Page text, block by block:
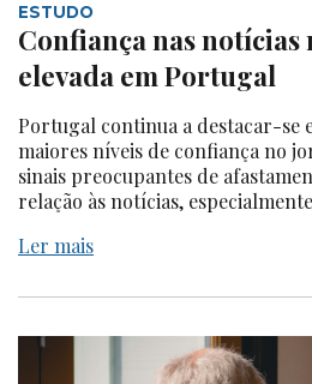
ESTUDO
Confiança nas notícias
elevada em Portugal
Portugal continua a destacar-se
maiores níveis de confiança no
sinais preocupantes de
relação às notícias,
Ler mais